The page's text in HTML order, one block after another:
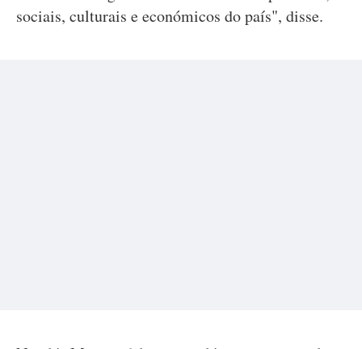
sociais, culturais e económicos do país", disse.